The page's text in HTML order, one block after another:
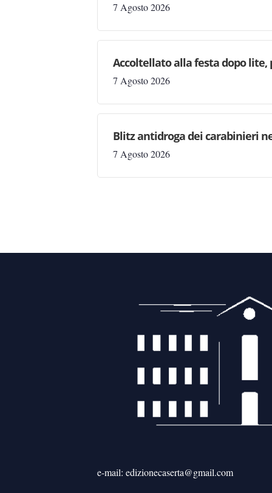
7 Agosto 2026
Accoltellato alla festa dopo lite,
7 Agosto 2026
Blitz antidroga dei carabinieri
7 Agosto 2026
e-mail: edizionecaserta@gmail.com